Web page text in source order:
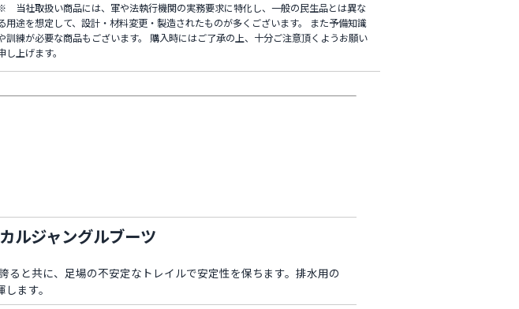
当社取扱い商品には、軍や法執行機関の実務要求に特化し、一般の民生品とは異な
用途を想定して、設計・材料変更・製造されたものが多くございます。 また予備知識
訓練が必要な商品もございます。 購入時にはご了承の上、十分ご注意頂くようお願い
し上げます。
ルジャングルブーツ
ると共に、足場の不安定なトレイルで安定性を保ちます。排水用の
ます。